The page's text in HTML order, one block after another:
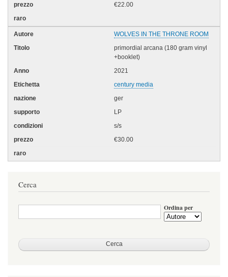
€22.00
WOLVES IN THE THRONE ROOM
primordial arcana (180 gram vinyl
+booklet)
2021
century media
ger
LP
s/s
€30.00
Cerca
Ordina per